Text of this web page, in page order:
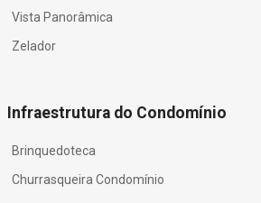
Vista Panorâmica
Zelador
Infraestrutura do Condomínio
Brinquedoteca
Churrasqueira Condomínio